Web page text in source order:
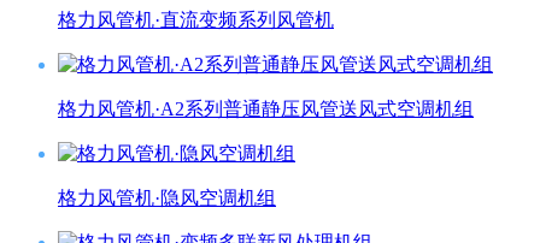
格力风管机·直流变频系列风管机
格力风管机·A2系列普通静压风管送风式空调机组
格力风管机·隐风空调机组